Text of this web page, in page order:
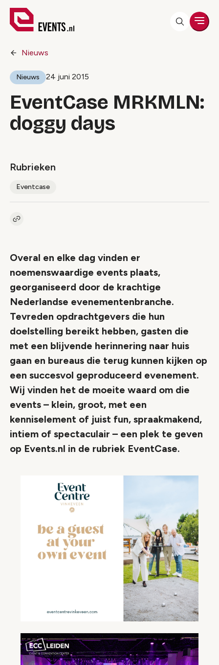
Nieuws
Nieuws 24 juni 2015
EventCase MRKMLN:
doggy days
Rubrieken
Eventcase
Kopieer link naar artikel
Overal en elke dag vinden er
noemenswaardige events plaats,
georganiseerd door de krachtige
Nederlandse evenementenbranche.
Tevreden opdrachtgevers die hun
doelstelling bereikt hebben, gasten die
met een blijvende herinnering naar huis
gaan en bureaus die terug kunnen kijken op
een succesvol geproduceerd evenement.
Wij vinden het de moeite waard om die
events – klein, groot, met een
kenniselement of juist fun, spraakmakend,
intiem of spectaculair – een plek te geven
op Events.nl in de rubriek EventCase.